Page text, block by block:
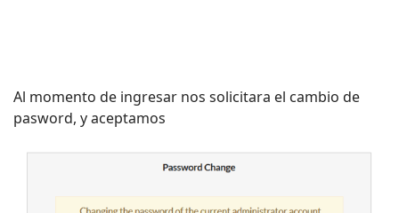
Al momento de ingresar nos solicitara el cambio de
pasword, y aceptamos